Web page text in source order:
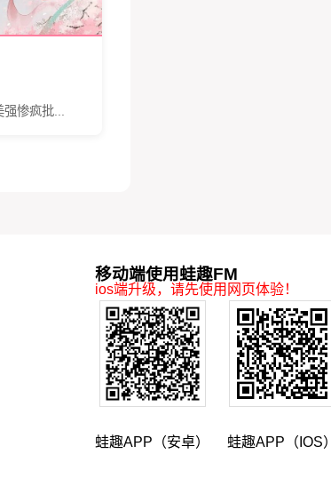
惨疯批...
移动端使用蛙趣FM
ios端升级，请先使用网页体验！
蛙趣APP（安卓） 蛙趣APP（IOS）